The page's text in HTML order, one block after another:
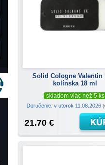
Solid Cologne Valentin
kolínska 18 ml
skladom viac než 5 ks
Doručenie: v utorok 11.08.2026
21.70 €